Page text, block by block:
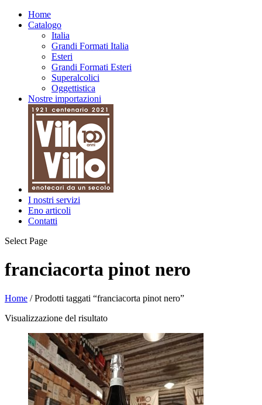
Home
Catalogo
Italia
Grandi Formati Italia
Esteri
Grandi Formati Esteri
Superalcolici
Oggettistica
Nostre importazioni
I nostri servizi
Eno articoli
Contatti
Select Page
franciacorta pinot nero
Home / Prodotti taggati “franciacorta pinot nero”
Visualizzazione del risultato